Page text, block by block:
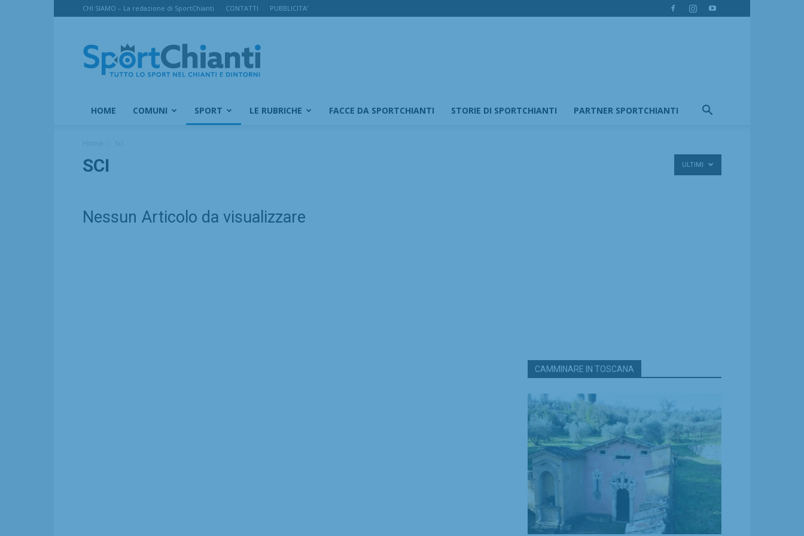
CHI SIAMO – La redazione di SportChianti CONTATTI PUBBLICITA’
SportChianti
HOME COMUNI SPORT LE RUBRICHE FACCE DA SPORTCHIANTI STORIE DI SPORTCHIANTI PARTNER SPORTCHIANTI
SCI ULTIMI
Nessun Articolo da visualizzare
CAMMINARE IN TOSCANA